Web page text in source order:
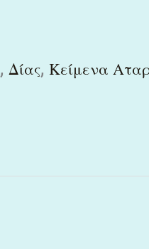
, Δίας, Κείμενα